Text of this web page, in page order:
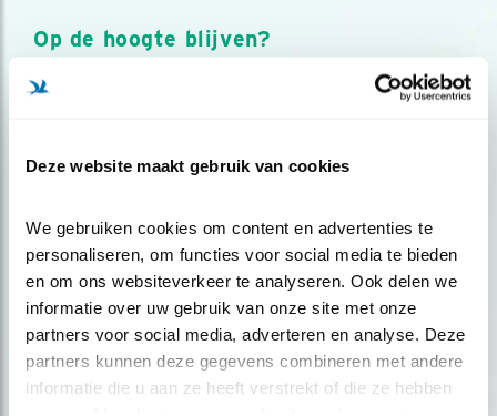
Deze website maakt gebruik van cookies
We gebruiken cookies om content en advertenties te
personaliseren, om functies voor social media te bieden
en om ons websiteverkeer te analyseren. Ook delen we
informatie over uw gebruik van onze site met onze
partners voor social media, adverteren en analyse. Deze
partners kunnen deze gegevens combineren met andere
informatie die u aan ze heeft verstrekt of die ze hebben
Op de hoogte blijven?
Meld je aan en ontvang nieuws, inspiratie, acties en tips
over vogels en activiteiten van Vogelbescherming.